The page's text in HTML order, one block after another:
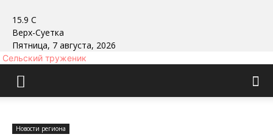
15.9 C
Верх-Суетка
Пятница, 7 августа, 2026
Сельский труженик
Новости региона